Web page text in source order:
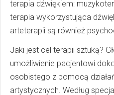
terapia dźwiękiem:
terapia wykorzystująca
arteterapii są również
Jaki jest cel terapii sztuką?
umożliwienie pacjentowi
osobistego z pomocą
artystycznych. Według